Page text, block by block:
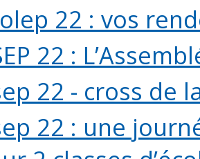
22 : vos
22 :
22 - cross de
22 : une